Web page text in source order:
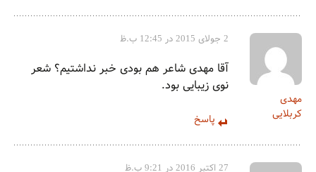
مهدی
کربلایی
2 جولای 2015 در 12:45 ب.ظ
آقا مهدی شاعر هم بودی خبر نداشتیم؟ شعر
نوی زیبایی بود.
پاسخ
27 اکتبر 2016 در 9:21 ب.ظ